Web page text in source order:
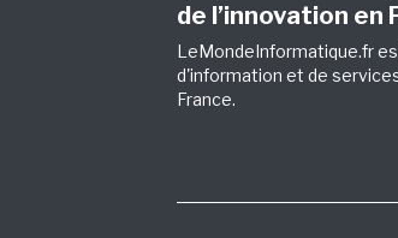
de l’innovation en
LeMondeInformatique.fr
d'information et de
France.